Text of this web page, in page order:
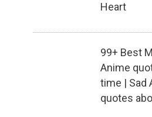
Heart
99+ Best
Anime
time | Sad
quotes